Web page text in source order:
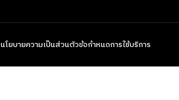
นโยบายความเป็นส่วนตัวข้อกำหนดการใช้บริการ